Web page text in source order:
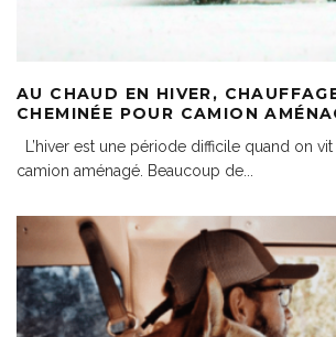
AU CHAUD EN HIVER,
CHEMINÉE POUR CAMION
L’hiver est une période difficile quand on
camion aménagé. Beaucoup de